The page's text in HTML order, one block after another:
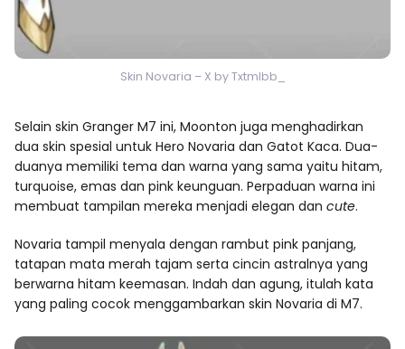
Skin Novaria – X by Txtmlbb_
Selain skin Granger M7 ini, Moonton juga menghadirkan
dua skin spesial untuk Hero Novaria dan Gatot Kaca. Dua-
duanya memiliki tema dan warna yang sama yaitu hitam,
turquoise, emas dan pink keunguan. Perpaduan warna ini
membuat tampilan mereka menjadi elegan dan cute.
Novaria tampil menyala dengan rambut pink panjang,
tatapan mata merah tajam serta cincin astralnya yang
berwarna hitam keemasan. Indah dan agung, itulah kata
yang paling cocok menggambarkan skin Novaria di M7.